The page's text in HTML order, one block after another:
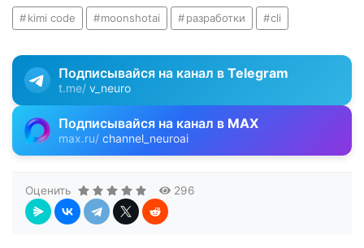
kimi code moonshotai разработки cli
Подписывайся на канал в Telegram
t.me/ v_neuro
Подписывайся на канал в MAX
max.ru/ channel_neuroai
Оценить 296